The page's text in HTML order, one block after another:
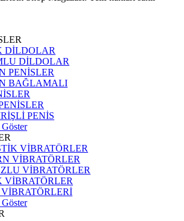
DİLDOLAR
DİLDOLAR
PENİSLER
BAĞLAMALI
PENİS
VİBRATÖRLER
VİBRATÖRLER
VİBRATÖRLER
VİBRATÖRLER